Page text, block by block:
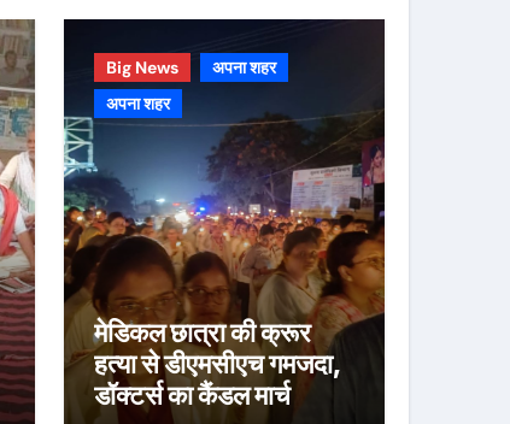
Big News
अपना शहर
अपना शहर
मेडिकल छात्रा की क्रूर
हत्या से डीएमसीएच गमजदा,
डॉक्टर्स का कैंडल मार्च